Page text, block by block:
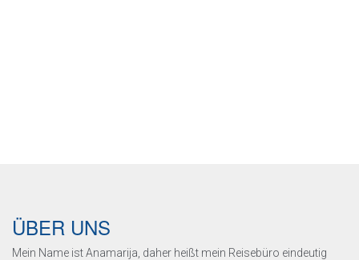
ÜBER UNS
Mein Name ist Anamarija, daher heißt mein Reisebüro eindeutig